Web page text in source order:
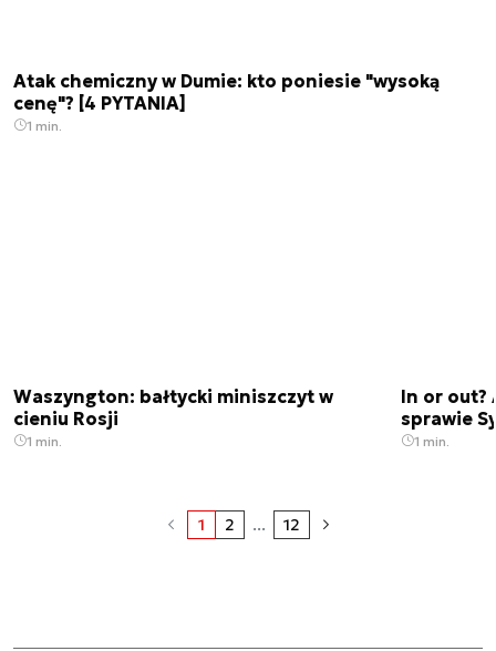
Atak chemiczny w Dumie: kto poniesie "wysoką
cenę"? [4 PYTANIA]
1 min.
Waszyngton: bałtycki miniszczyt w
cieniu Rosji
1 min.
In or out?
sprawie
1 min.
1 2 ... 12